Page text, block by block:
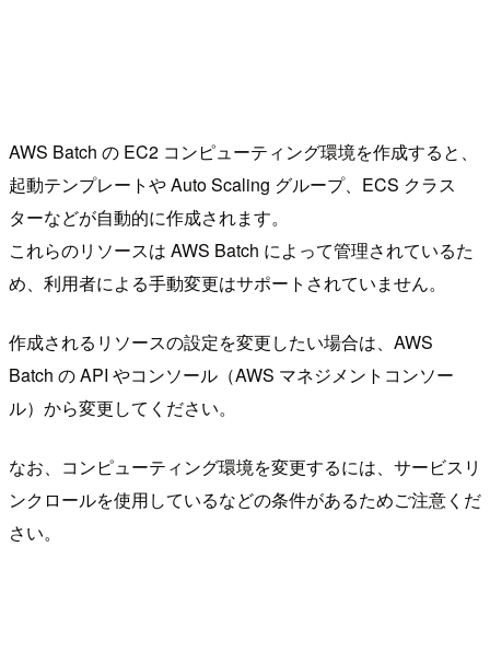
AWS Batch の EC2 コンピューティング環境を作成すると、
起動テンプレートや Auto Scaling グループ、ECS クラス
ターなどが自動的に作成されます。
これらのリソースは AWS Batch によって管理されているた
め、利用者による手動変更はサポートされていません。
作成されるリソースの設定を変更したい場合は、AWS
Batch の API やコンソール（AWS マネジメントコンソー
ル）から変更してください。
なお、コンピューティング環境を変更するには、サービスリ
ンクロールを使用しているなどの条件があるためご注意くだ
さい。